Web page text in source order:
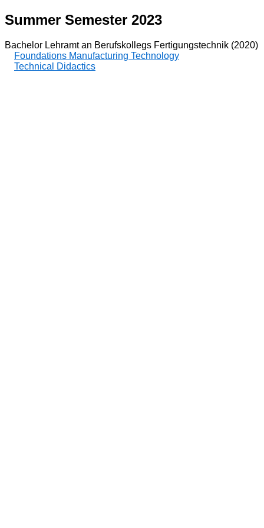
Summer Semester 2023
Bachelor Lehramt an Berufskollegs Fertigungstechnik (2020)
Foundations Manufacturing Technology
Technical Didactics